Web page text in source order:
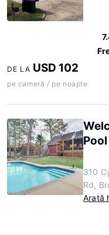
DE LA USD 102
pe cameră / pe noapte
310
Rd,
Arată